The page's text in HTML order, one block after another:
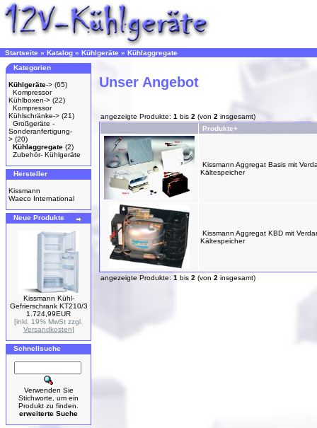
Startseite » Katalog » Kühlgeräte » Kühlaggregate
Kategorien
Kühlgeräte-> (65)
Kompressor
Kühlboxen-> (22)
Kompressor
Kühlschränke-> (21)
Großgeräte -
Sonderanfertigung-
> (20)
Kühlaggregate (2)
Zubehör- Kühlgeräte
Hersteller
Kissmann
Waeco International
Neue Produkte
Kissmann Kühl-
Gefrierschrank KT210/3
1.724,99EUR
[inkl. 19% MwSt zzgl.
Versandkosten]
Schnellsuche
Verwenden Sie
Stichworte, um ein
Produkt zu finden.
erweiterte Suche
Unser Angebot
angezeigte Produkte: 1 bis 2 (von 2 insgesamt)
Produkte+
Kissmann Aggregat Basis mit
Kältespeicher
Kissmann Aggregat KBD mit
Kältespeicher
angezeigte Produkte: 1 bis 2 (von 2 insgesamt)